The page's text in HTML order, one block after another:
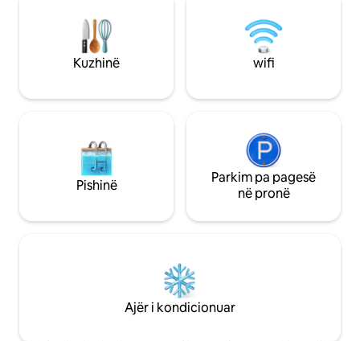
pajisur plotësisht ✔ Pamje mahnitëse të
Bazilikës së Santo Spirito ✔ WI-FI, Ajër i
kondicionuar me ndarje të nxehtë/të
distancë ecjeje. 🛗❌Meqenëse kjo është
një ndërtesë
ashensor. Pritësi
mbash bagazhin.
Kuzhinë wifi
Pishinë
Parkim pa pagesë
në pronë
Ajër i kondicionuar